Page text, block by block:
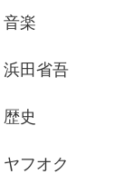
音楽
浜田省吾
歴史
ヤフオク